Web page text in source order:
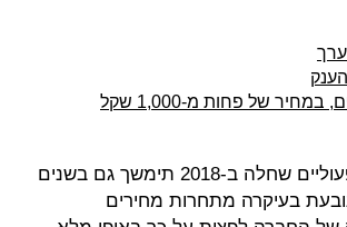
של פחות מ-1,000 שקל
במעלות מעריכים כי ההרעה בביצועים התפעוליים שחלה ב-2018 תימשך גם בשנים
נובעת בעיקרה מתחרות מחירים